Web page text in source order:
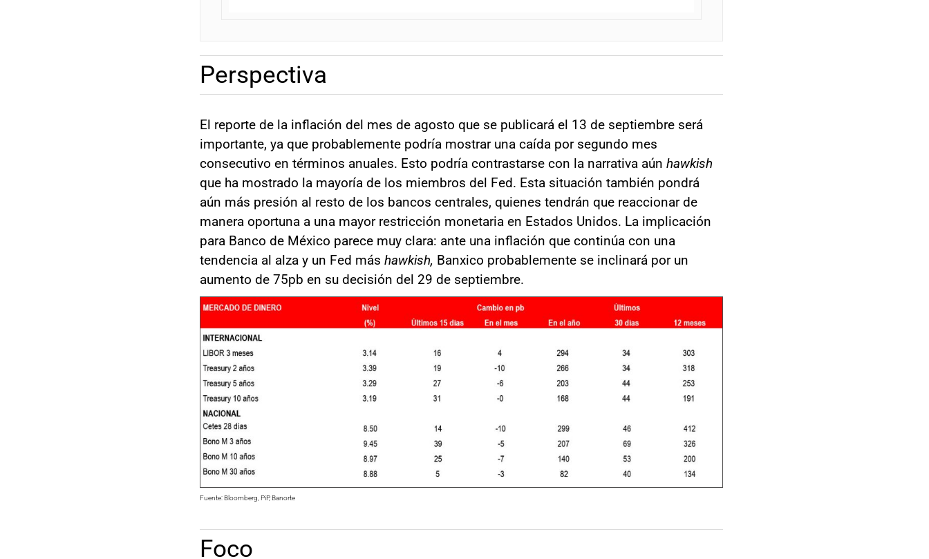
Perspectiva
El reporte de la inflación del mes de agosto que se publicará el 13 de septiembre será
importante, ya que probablemente podría mostrar una caída por segundo mes
consecutivo en términos anuales. Esto podría contrastarse con la narrativa aún hawkish
que ha mostrado la mayoría de los miembros del Fed. Esta situación también pondrá
aún más presión al resto de los bancos centrales, quienes tendrán que reaccionar de
manera oportuna a una mayor restricción monetaria en Estados Unidos. La implicación
para Banco de México parece muy clara: ante una inflación que continúa con una
tendencia al alza y un Fed más hawkish, Banxico probablemente se inclinará por un
aumento de 75pb en su decisión del 29 de septiembre.
Fuente: Bloomberg, PiP, Banorte
Foco